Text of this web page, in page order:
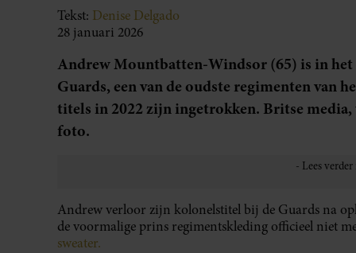
Tekst: Denise Delgado
28 januari 2026
Andrew Mountbatten-Windsor (65) is in het
Guards, een van de oudste regimenten
titels in 2022 zijn ingetrokken. Britse media,
foto.
Andrew verloor zijn kolonelstitel bij de Guards na
de voormalige prins regimentskleding officieel niet
sweater.